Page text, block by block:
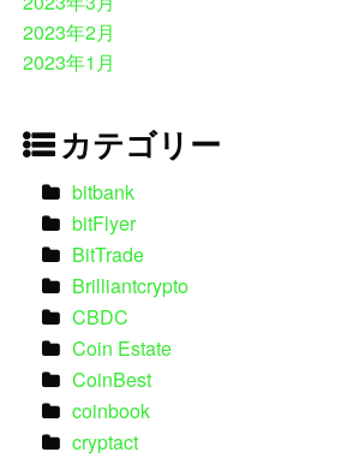
2023年2月
2023年1月
カテゴリー
bitbank
bitFlyer
BitTrade
Brilliantcrypto
CBDC
Coin Estate
CoinBest
coinbook
cryptact